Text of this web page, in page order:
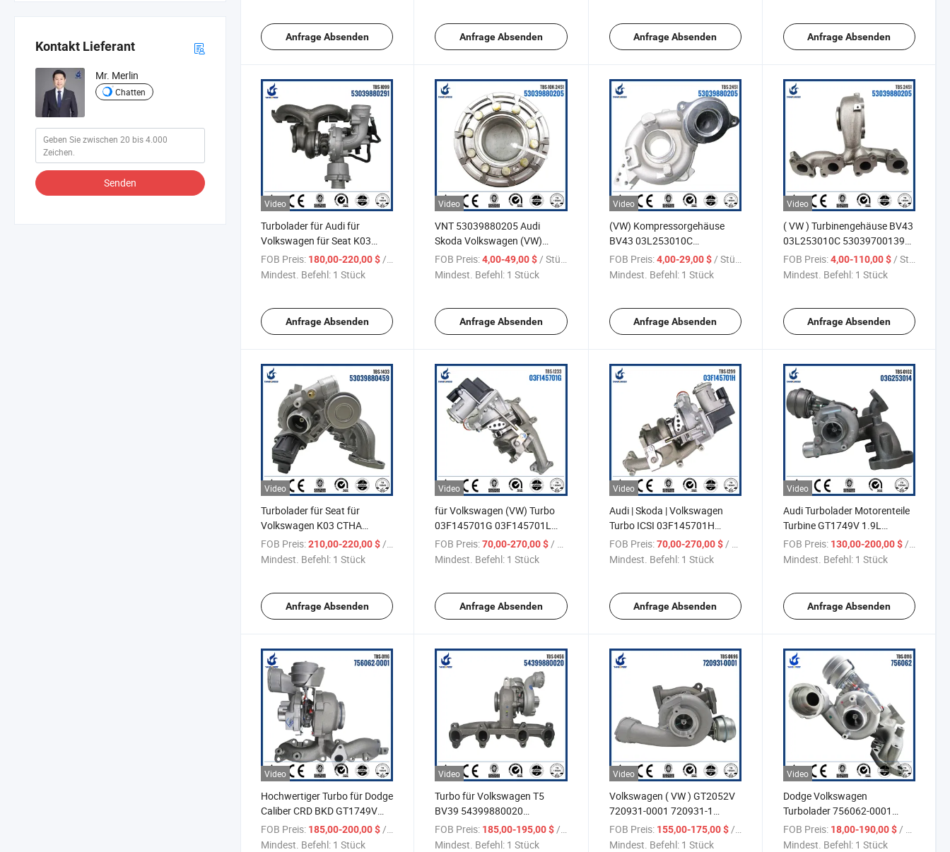
Kontakt Lieferant
Mr. Merlin
Chatten
Senden
Anfrage Absenden Anfrage Absenden Anfrage Absenden Anfrage Absenden
Video
Turbolader für Audi für
Volkswagen für Seat K03
RHF5 für CAEA CAEB CAED
CDNB CDNC CDND CFKA
FOB Preis: 180,00-220,00 $/ Stück
Mindest. Befehl: 1 Stück
Anfrage Absenden
Video
VNT 53039880205 Audi
Skoda Volkswagen (VW)
BV43 03L253010C
53039700139
CBDA CBDB
FOB Preis: 4,00-49,00 $ / Stück
Mindest. Befehl: 1 Stück
Anfrage Absenden
Video
(VW) Kompressorgehäuse
BV43 03L253010C
53039700139 53039880205
für Motor: CBAA CBAB CBAB
FOB Preis: 4,00-29,00 $/ Stück
Mindest. Befehl: 1 Stück
Anfrage Absenden
Video
( VW ) Turbinengehäuse BV43
03L253010C 53039700139
53039880205 für Motor:
CBAA CBAB CBAB CBDA
FOB Preis: 4,00-110,00 $/ Stück
Mindest. Befehl: 1 Stück
Anfrage Absenden
Video
Turbolader für Seat für
Volkswagen K03 CTHA
53039880099 53039880142
FOB Preis:210,00-220,00 $/ Stück
Mindest. Befehl: 1 Stück
Anfrage Absenden
Video
für Volkswagen (VW) Turbo
03F145701G 03F145701L
Turbolader für T3M377IP8
CBZA | CBZB
FOB Preis: 70,00-270,00 $/ Stück
Mindest. Befehl: 1 Stück
Anfrage Absenden
Video
Audi | Skoda | Volkswagen
Turbo ICSI 03F145701H
03F145701K
Wassergekühlter Turbolader
FOB Preis: 70,00-270,00 $/ Stück
Mindest. Befehl: 1 Stück
Anfrage Absenden
Video
Audi Turbolader Motorenteile
Turbine GT1749V 1.9L
713672-0001 768329-0001
FOB Preis: 130,00-200,00 $/ Stück
Mindest. Befehl: 1 Stück
Anfrage Absenden
Video
Hochwertiger Turbo für Dodge
Caliber CRD BKD GT1749V
756062-0001 756062-1
Turbolader
FOB Preis: 185,00-200,00 $ / Stück
Mindest. Befehl: 1 Stück
Video
Turbo für Volkswagen T5
BV39 54399880020
54399700009 038253010N
Turbolader
FOB Preis: 185,00-195,00 $ / Stück
Mindest. Befehl: 1 Stück
Video
Volkswagen ( VW ) GT2052V
720931-0001 720931-1
Turbolader
FOB Preis: 155,00-175,00 $ / Stück
Mindest. Befehl: 1 Stück
Video
Dodge Volkswagen
Turbolader 756062-0001
03G253019H GT1749V BKD |
BMM Turbo
FOB Preis: 18,00-190,00 $ / Stück
Mindest. Befehl: 1 Stück